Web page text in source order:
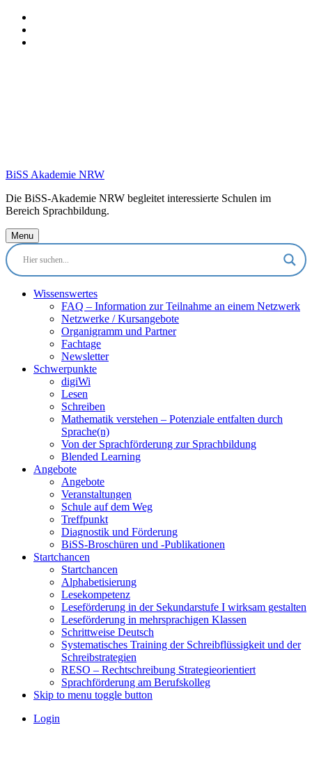
BiSS Akademie NRW
Die BiSS-Akademie NRW begleitet interessierte Schulen im
Bereich Sprachbildung.
Menu
Wissenswertes
FAQ – Information zur Teilnahme an einem Netzwerk
Netzwerke / Kursangebote
Organigramm und Partner
Fachtage
Newsletter
Schwerpunkte
digiWi
Lesen
Schreiben
Mathematik verstehen – Potenziale entfalten durch
Sprache(n)
Von der Sprachförderung zur Sprachbildung
Blended Learning
Angebote
Angebote
Veranstaltungen
Schule auf dem Weg
Treffpunkt
Diagnostik und Förderung
BiSS-Broschüren und -Publikationen
Startchancen
Startchancen
Alphabetisierung
Lesekompetenz
Leseförderung in der Sekundarstufe I wirksam gestalten
Leseförderung in mehrsprachigen Klassen
Schrittweise Deutsch
Systematisches Training der Schreibflüssigkeit und der
Schreibstrategien
RESO – Rechtschreibung Strategieorientiert
Sprachförderung am Berufskolleg
Skip to menu toggle button
Login